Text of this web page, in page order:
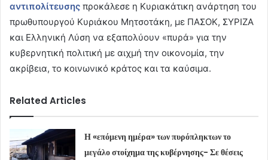
αντιπολίτευσης προκάλεσε η Kυριακάτικη ανάρτηση του
πρωθυπουργού Κυριάκου Μητσοτάκη, με ΠΑΣΟΚ, ΣΥΡΙΖΑ
και Ελληνική Λύση να εξαπολύουν «πυρά» για την
κυβερνητική πολιτική με αιχμή την οικονομία, την
ακρίβεια, το κοινωνικό κράτος και τα καύσιμα.
Related Articles
Η «επόμενη ημέρα» των πυρόπληκτων το
μεγάλο στοίχημα της κυβέρνησης- Σε θέσεις